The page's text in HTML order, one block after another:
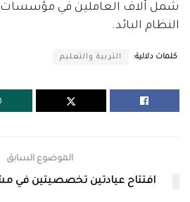
شمل آلاف العاملين في مؤسسات
النظام البائد.
كلمات دلالية: التربية والتعليم
الموضوع السابق
افتتاح عيادتين تخصصيتين في